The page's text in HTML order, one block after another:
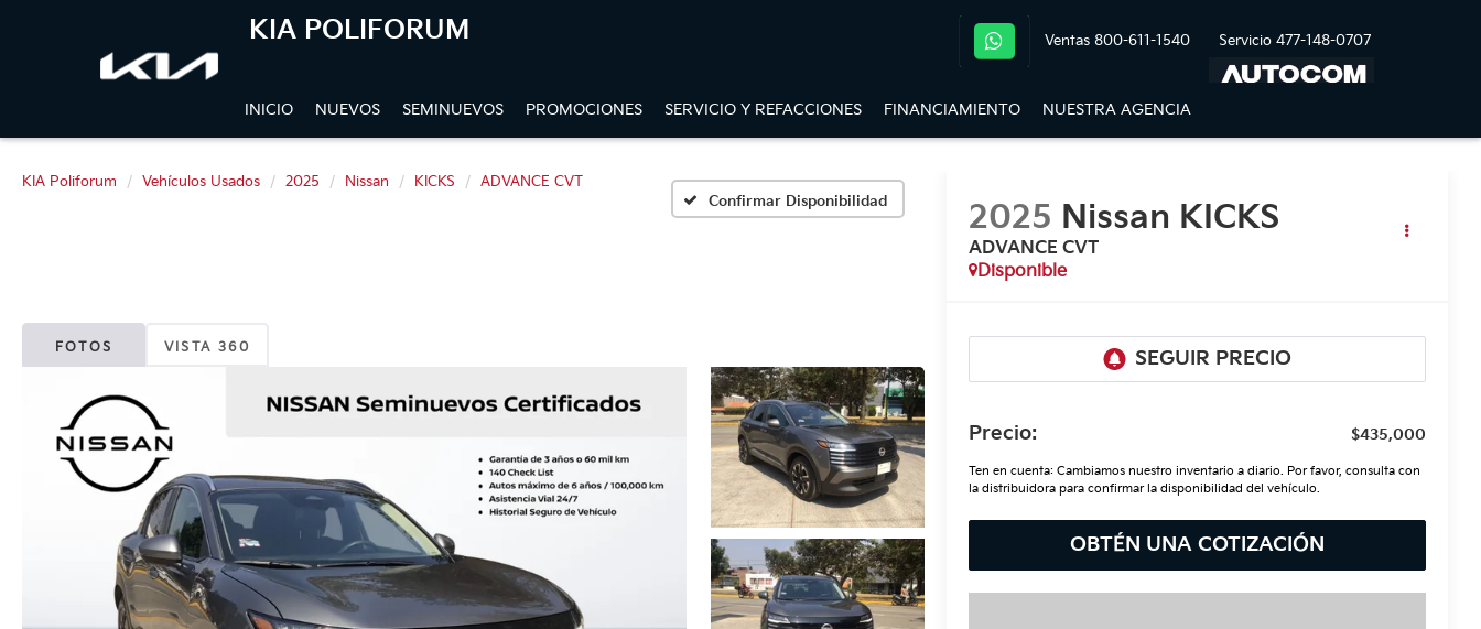
KIA POLIFORUM Ventas 800-611-1540 Servicio 477-148-0707
INICIO NUEVOS SEMINUEVOS PROMOCIONES SERVICIO Y REFACCIONES FINANCIAMIENTO NUESTRA AGENCIA
KIA Poliforum Vehículos Usados 2025 Nissan KICKS
ADVANCE CVT
Confirmar Disponibilidad
FOTOS VISTA 360
2025 Nissan KICKS
ADVANCE CVT
Disponible
Precio: $435,000
Ten en cuenta: Cambiamos nuestro inventario a diario. Por favor, consulta con
la distribuidora para confirmar la disponibilidad del vehículo.
OBTÉN UNA COTIZACIÓN